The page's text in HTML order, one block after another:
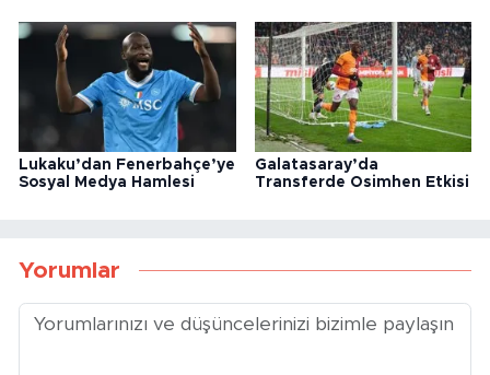
Lukaku’dan Fenerbahçe’ye
Sosyal Medya Hamlesi
Galatasaray’da
Transferde Osimhen Etkisi
Yorumlar